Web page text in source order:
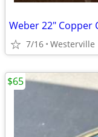
Weber 22" Copper
7/16 Westerville
$65